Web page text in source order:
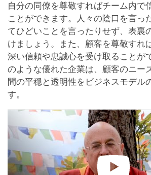
自分の同僚を尊敬すればチーム内で
ことができます。人々の陰口を言っ
てひどいことを言ったりせず、表裏
けましょう。また、顧客を尊敬すれ
深い信頼や忠誠心を受け取ることが
のような優れた企業は、顧客のニー
間の平穏と透明性をビジネスモデル
す。